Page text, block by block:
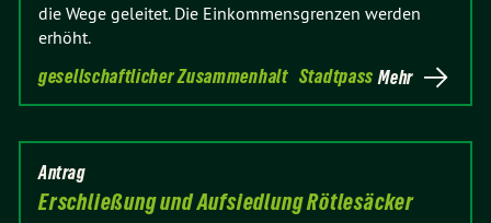
die Wege geleitet. Die Einkommensgrenzen werden
erhöht.
gesellschaftlicher Zusammenhalt Stadtpass Mehr
Antrag
Erschließung und Aufsiedlung Rötlesäcker